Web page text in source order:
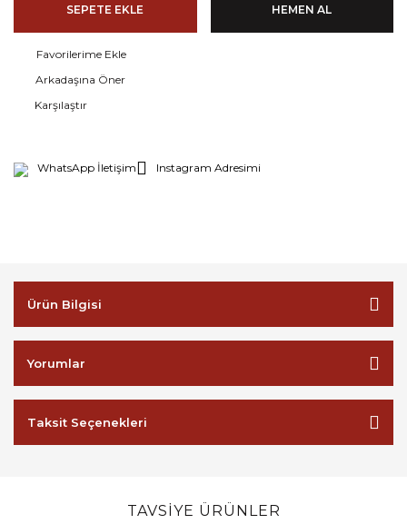
SEPETE EKLE HEMEN AL
Arkadaşına Öner
Karşılaştır
WhatsApp İletişim Instagram Adresimi
Ürün Bilgisi
Yorumlar
Taksit Seçenekleri
TAVSİYE ÜRÜNLER